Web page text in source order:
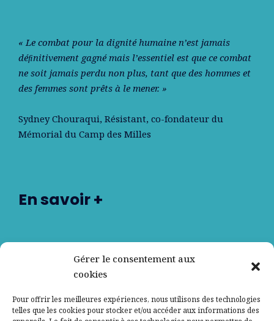
Gérer le consentement aux
cookies
Pour offrir les meilleures expériences, nous utilisons des technologies
telles que les cookies pour stocker et/ou accéder aux informations des
« Le combat pour la dignité humaine n’est jamais
déﬁnitivement gagné mais l’essentiel est que ce combat
ne soit jamais perdu non plus, tant que des hommes et
des femmes sont prêts à le mener. »
Sydney Chouraqui, Résistant, co-fondateur du
Mémorial du Camp des Milles
En savoir +
Contactez-nous